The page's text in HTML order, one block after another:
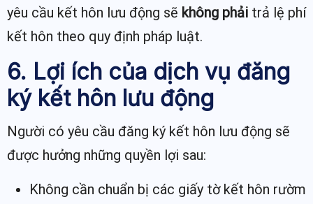
yêu cầu kết hôn lưu động sẽ không phải trả lệ phí
kết hôn theo quy định pháp luật.
6. Lợi ích của dịch vụ đăng
ký kết hôn lưu động
Người có yêu cầu đăng ký kết hôn lưu động sẽ
được hưởng những quyền lợi sau:
Không cần chuẩn bị các giấy tờ kết hôn rườm